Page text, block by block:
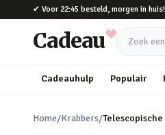
Naar hoofdinhoud
✔ Voor 22:45 besteld, morgen in huis!
Cadeau Zoek een
Cadeauhulp Populair
Home/Krabbers/